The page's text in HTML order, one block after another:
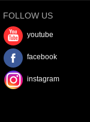
FOLLOW US
youtube
facebook
instagram